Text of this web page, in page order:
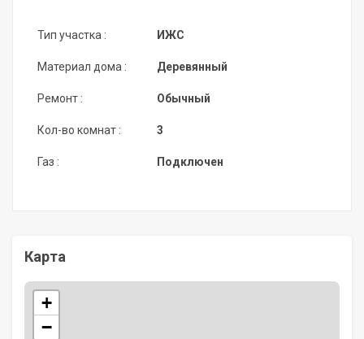
Тип участка :
Материал дома :
Ремонт :
Кол-во комнат :
Газ :
ИЖС
Деревянный
Обычный
3
Подключен
Карта
+
−